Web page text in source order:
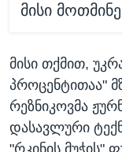
მისი
მისი თქმით,
პროცენტითაა"
რეზნიკოვმა
დასავლური
"რკინის მუჭის"